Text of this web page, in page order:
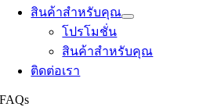
สินค้าสำหรับคุณ
โปรโมชั่น
สินค้าสำหรับคุณ
ติดต่อเรา
FAQs